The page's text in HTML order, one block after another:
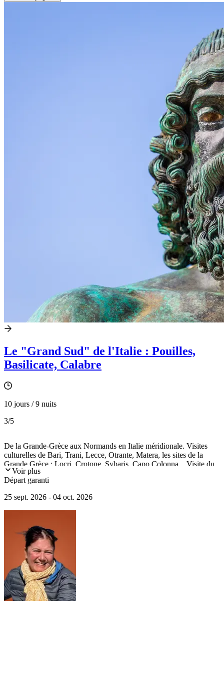
Le "Grand Sud" de l'Italie : Pouilles,
Basilicate, Calabre
10 jours / 9 nuits
3/5
De la Grande-Grèce aux Normands en Italie méridionale. Visites
culturelles de Bari, Trani, Lecce, Otrante, Matera, les sites de la
Grande Grèce : Locri, Crotone, Sybaris, Capo Colonna... Visite du
patrimoine byzantin, normand, angevin et aragonais à Reggio di
Calabria, Gerace, Santa Severina, Corigliano, Castel del Monte.
Voir plus
Départ garanti
25 sept. 2026 - 04 oct. 2026